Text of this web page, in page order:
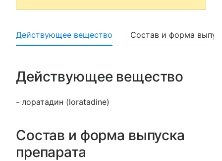
Действующее вещество Состав и форма
Действующее вещество
- лоратадин (loratadine)
Состав и форма выпуска
препарата